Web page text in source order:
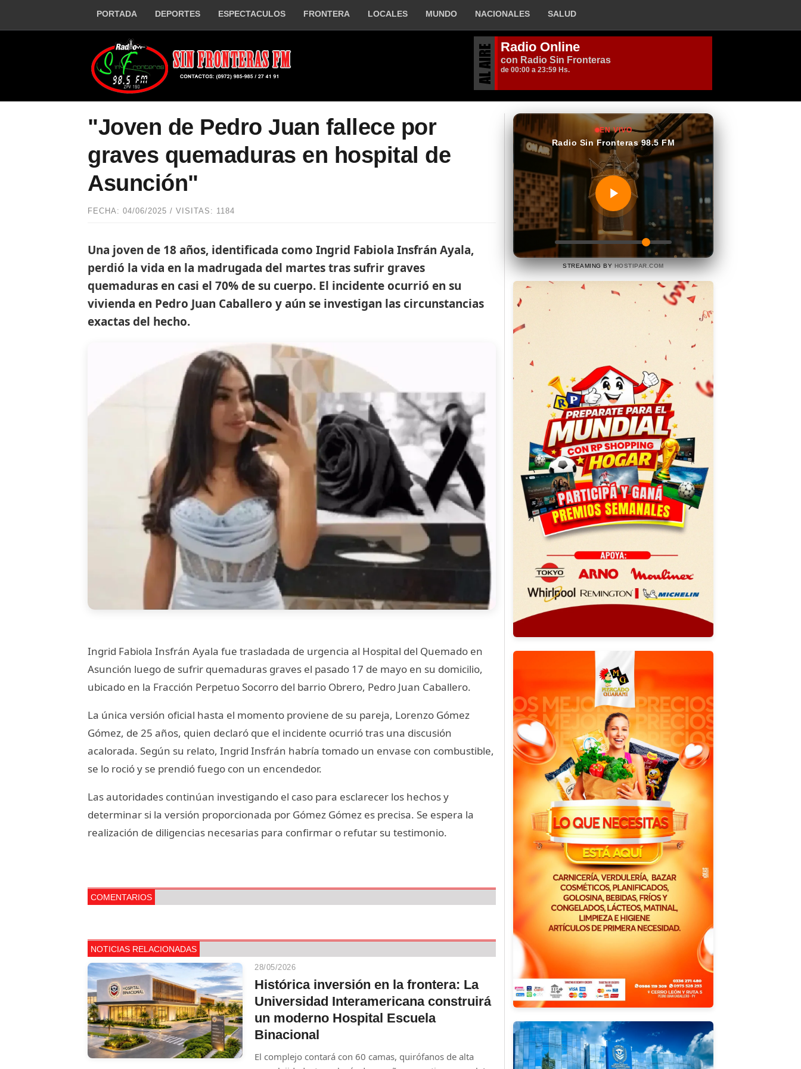
PORTADA DEPORTES ESPECTACULOS FRONTERA LOCALES MUNDO NACIONALES SALUD
"Joven de Pedro Juan fallece por
graves quemaduras en hospital de
Asunción"
FECHA: 04/06/2025 / VISITAS: 1184
Una joven de 18 años, identificada como Ingrid Fabiola Insfrán Ayala,
perdió la vida en la madrugada del martes tras sufrir graves
quemaduras en casi el 70% de su cuerpo. El incidente ocurrió en su
vivienda en Pedro Juan Caballero y aún se investigan las circunstancias
exactas del hecho.
Ingrid Fabiola Insfrán Ayala fue trasladada de urgencia al Hospital del Quemado en
Asunción luego de sufrir quemaduras graves el pasado 17 de mayo en su domicilio,
ubicado en la Fracción Perpetuo Socorro del barrio Obrero, Pedro Juan Caballero.
La única versión oficial hasta el momento proviene de su pareja, Lorenzo Gómez
Gómez, de 25 años, quien declaró que el incidente ocurrió tras una discusión
acalorada. Según su relato, Ingrid Insfrán habría tomado un envase con combustible,
se lo roció y se prendió fuego con un encendedor.
Las autoridades continúan investigando el caso para esclarecer los hechos y
determinar si la versión proporcionada por Gómez Gómez es precisa. Se espera la
realización de diligencias necesarias para confirmar o refutar su testimonio.
COMENTARIOS
NOTICIAS RELACIONADAS
28/05/2026
Histórica inversión en la frontera: La
Universidad Interamericana construirá
un moderno Hospital Escuela
Binacional
El complejo contará con 60 camas, quirófanos de alta
EN VIVO
Radio Sin Fronteras 98.5 FM
STREAMING BY HOSTIPAR.COM